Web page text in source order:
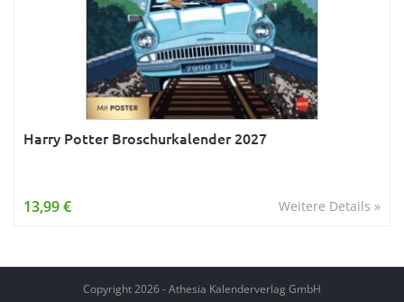
Harry Potter Broschurkalender 2027
Weitere Details »
13,99 €
Copyright 2026 - Athesia Kalenderverlag GmbH